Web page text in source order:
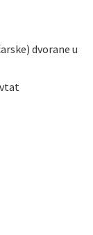
dvorane u